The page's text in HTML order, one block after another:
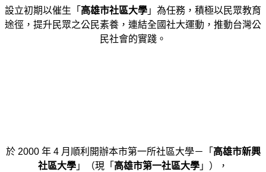
設立初期以催生「 高雄市社區大學 」為任務，積極以民眾教育
途徑，提升民眾之公民素養，連結全國社大運動，推動台灣公
民社會的實踐。
於 2000 年 4 月順利開辦本市第一所社區大學－「 高雄市新興
社區大學 」（現「 高雄市第一社區大學 」），